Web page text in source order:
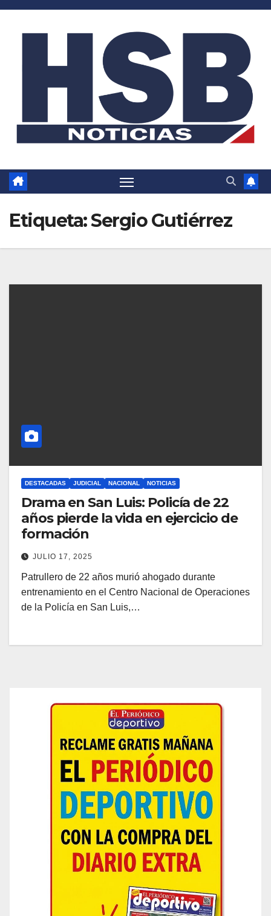
Saltar
Etiqueta:Sergio Gutiérrez
DESTACADAS JUDICIAL NACIONAL NOTICIAS
Drama en San Luis: Policía de 22
años pierde la vida en ejercicio de
formación
JULIO 17, 2025
Patrullero de 22 años murió ahogado durante
entrenamiento en el Centro Nacional de Operaciones
de la Policía en San Luis,…